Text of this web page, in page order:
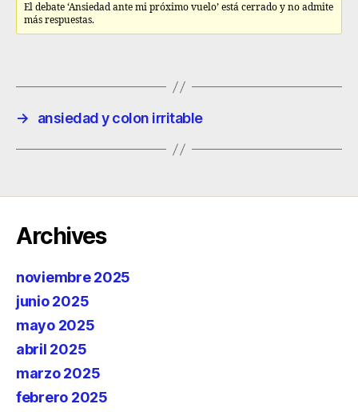
El debate ‘Ansiedad ante mi próximo vuelo’ está cerrado y no admite
más respuestas.
→ ansiedad y colon irritable
Archives
noviembre 2025
junio 2025
mayo 2025
abril 2025
marzo 2025
febrero 2025